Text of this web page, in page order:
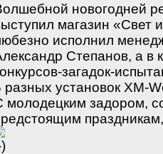
новогодней
магазин «Свет
исполнил
Степанов, а в
загадок-
разных установок XM-
молодецким задором,